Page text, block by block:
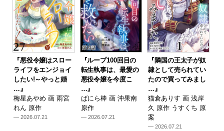
『悪役令嬢はスロー
ライフをエンジョイ
したい!～やっと婚
…』
梅星あやめ 画 雨宮
れん 原作
— 2026.07.21
『ループ100回目の
転生執事は、最愛の
悪役令嬢を今度こ
…』
ばにら棒 画 沖果南
原作
— 2026.07.21
『隣国の王太子が奴
隷として売られてい
たので買ってみまし
…』
猫倉ありす 画 浅岸
久 原作 うすくち 原
案
— 2026.07.21